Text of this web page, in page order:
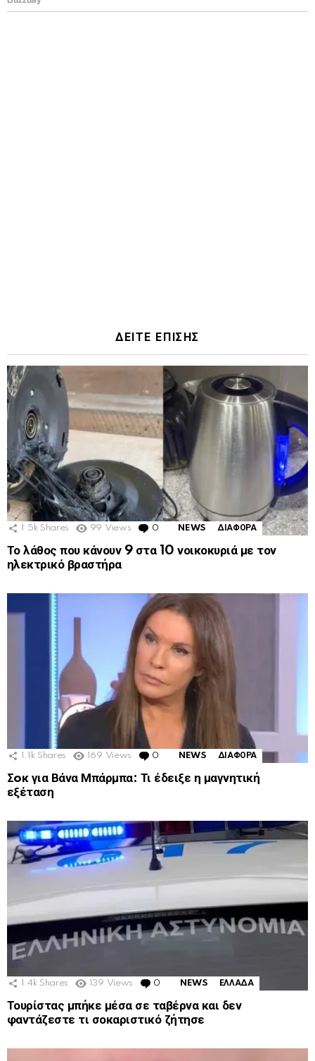
ΔΕΙΤΕ ΕΠΙΣΗΣ
1.5k Shares 99 Views 0 Comments
NEWS ΔΙΑΦΟΡΑ
Το λάθος που κάνουν 9 στα 10 νοικοκυριά με τον
ηλεκτρικό βραστήρα
1.1k Shares 169 Views 0 Comments
NEWS ΔΙΑΦΟΡΑ
Σoκ για Βάνα Μπάρμπα: Τι έδειξε η μαγνητική
εξέταση
1.4k Shares 139 Views 0 Comments
NEWS ΕΛΛΑΔΑ
Τουρίστας μπήκε μέσα σε ταβέρνα και δεν
φαντάζεστε τι σοκαριστικό ζήτησε